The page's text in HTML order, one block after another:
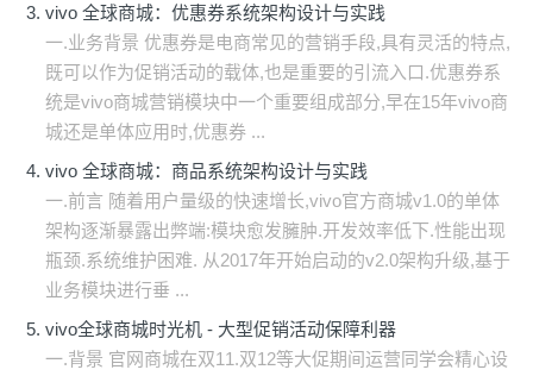
vivo 全球商城：优惠券系统架构设计与实践
一.业务背景 优惠券是电商常见的营销手段,具有灵活的特点,
既可以作为促销活动的载体,也是重要的引流入口.优惠券系
统是vivo商城营销模块中一个重要组成部分,早在15年vivo商
城还是单体应用时,优惠券 ...
vivo 全球商城：商品系统架构设计与实践
一.前言 随着用户量级的快速增长,vivo官方商城v1.0的单体
架构逐渐暴露出弊端:模块愈发臃肿.开发效率低下.性能出现
瓶颈.系统维护困难. 从2017年开始启动的v2.0架构升级,基于
业务模块进行垂 ...
vivo全球商城时光机 - 大型促销活动保障利器
一.背景 官网商城在双11.双12等大促期间运营同学会精心设